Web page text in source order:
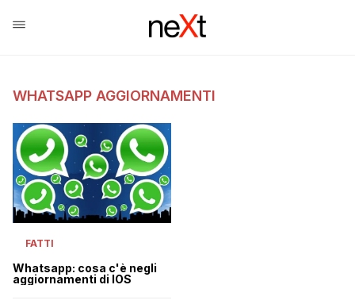
WHATSAPP AGGIORNAMENTI
FATTI
Whatsapp: cosa c'è negli
aggiornamenti di IOS